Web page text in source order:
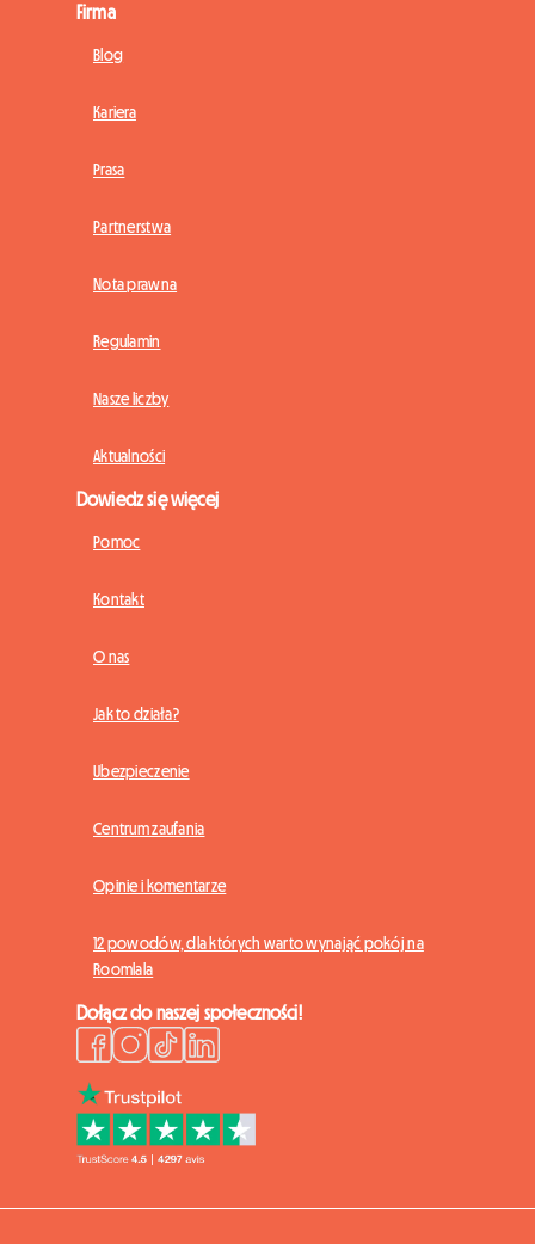
Firma
Blog
Kariera
Prasa
Partnerstwa
Nota prawna
Regulamin
Nasze liczby
Aktualności
Dowiedz się więcej
Pomoc
Kontakt
O nas
Jak to działa?
Ubezpieczenie
Centrum zaufania
Opinie i komentarze
12 powodów, dla których warto wynająć pokój na
Roomlala
Dołącz do naszej społeczności!